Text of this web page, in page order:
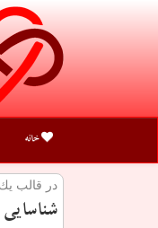
خانه
در قالب